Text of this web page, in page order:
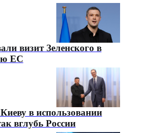
визит Зеленского в
ЕС
в использовании
вглубь России